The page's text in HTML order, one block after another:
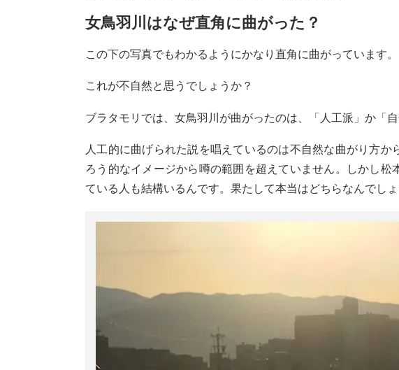
女鳥羽川はなぜ直角に曲がった？
この下の写真でもわかるようにかなり直角に曲がっています。
これが不自然と思うでしょうか？
ブラタモリでは、女鳥羽川が曲がったのは、「人工派」か「
人工的に曲げられた説を唱えているのは不自然な曲がり方
ろう的なイメージから噂の範囲を超えていません。しかし
ている人も結構いるんです。果たして本当はどちらなんでしょ